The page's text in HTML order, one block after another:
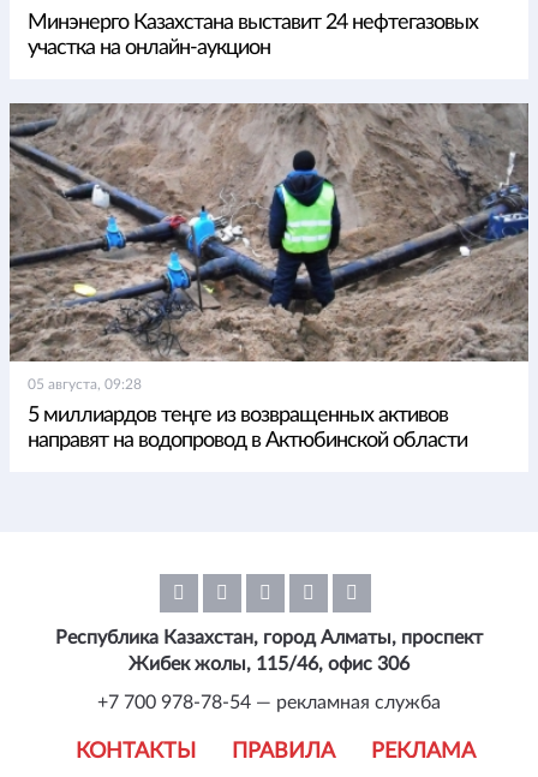
Минэнерго Казахстана выставит 24 нефтегазовых
участка на онлайн-аукцион
05 августа, 09:28
5 миллиардов теңге из возвращенных активов
направят на водопровод в Актюбинской области
КОНТАКТЫ ПРАВИЛА РЕКЛАМА
Республика Казахстан, город Алматы, проспект
Жибек жолы, 115/46, офис 306
+7 700 978-78-54 — рекламная служба